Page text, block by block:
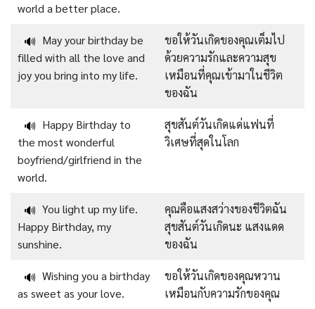
world a better place.
🔊 May your birthday be
filled with all the love and
joy you bring into my life.
ขอให้วันเกิดของคุณเต็มไป
ด้วยความรักและความสุข
เหมือนที่คุณเข้ามาในชีวิต
ของฉัน
🔊 Happy Birthday to
the most wonderful
boyfriend/girlfriend in the
world.
สุขสันต์วันเกิดแด่แฟนที่
วิเศษที่สุดในโลก
🔊 You light up my life.
Happy Birthday, my
sunshine.
คุณคือแสงสว่างของชีวิตฉัน
สุขสันต์วันเกิดนะ แสงแดด
ของฉัน
🔊 Wishing you a birthday
as sweet as your love.
ขอให้วันเกิดของคุณหวาน
เหมือนกับความรักของคุณ